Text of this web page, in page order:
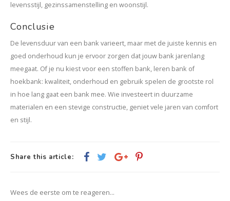
levensstijl, gezinssamenstelling en woonstijl.
Conclusie
De levensduur van een bank varieert, maar met de juiste kennis en
goed onderhoud kun je ervoor zorgen dat jouw bank jarenlang
meegaat. Of je nu kiest voor een stoffen bank, leren bank of
hoekbank: kwaliteit, onderhoud en gebruik spelen de grootste rol
in hoe lang gaat een bank mee. Wie investeert in duurzame
materialen en een stevige constructie, geniet vele jaren van comfort
en stijl.
Share this article:
Wees de eerste om te reageren...